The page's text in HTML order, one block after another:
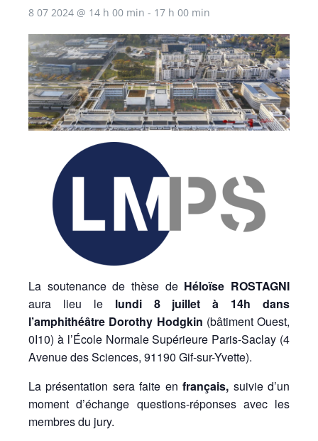
8 07 2024 @ 14 h 00 min - 17 h 00 min
La soutenance de thèse deHéloïse ROSTAGNI
aura lieu lelundi 8 juillet à 14h dans
l’amphithéâtre Dorothy Hodgkin (bâtiment Ouest,
0I10) à l’École Normale Supérieure Paris-Saclay (4
Avenue des Sciences, 91190 Gif-sur-Yvette).
La présentation sera faite enfrançais, suivie d’un
moment d’échange questions-réponses avec les
membres du jury.